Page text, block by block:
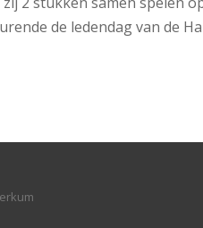
de ledendag van de